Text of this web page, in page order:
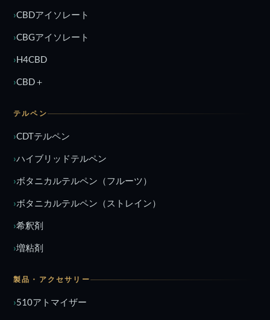
CBDアイソレート
CBGアイソレート
H4CBD
CBD＋
テルペン
CDTテルペン
ハイブリッドテルペン
ボタニカルテルペン（フルーツ）
ボタニカルテルペン（ストレイン）
希釈剤
増粘剤
製品・アクセサリー
510アトマイザー